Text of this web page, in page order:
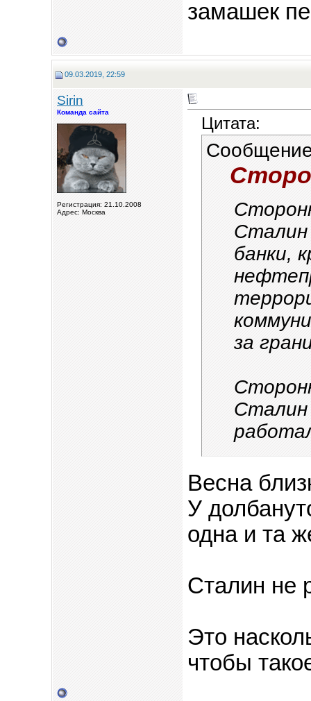
замашек
09.03.2019, 22:59
Sirin
Команда сайта
Регистрация: 21.10.2008
Адрес: Москва
Цитата:
Сталин
банки,
за
Сталин
Весна
У
одна и та
Сталин не
Это
чтобы